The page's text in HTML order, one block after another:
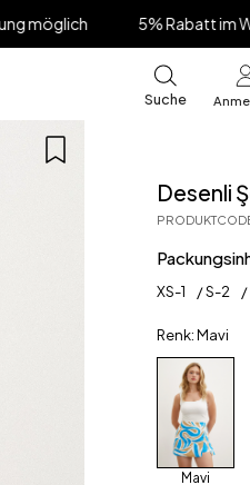
5% Rabatt im Warenkorb für
Suche
Desenli
XS-1 S-2
Renk: Mavi
Mavi